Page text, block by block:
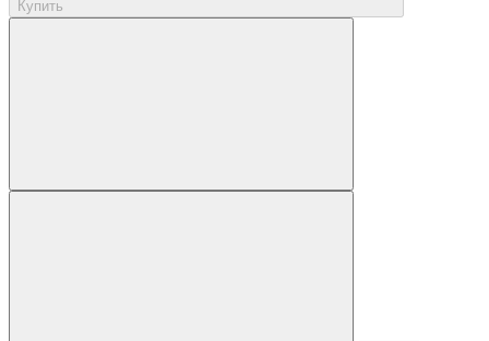
Купить